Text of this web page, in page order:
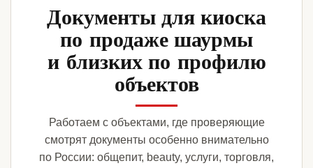
Документы для киоска
по продаже шаурмы
и близких по профилю
объектов
Работаем с объектами, где проверяющие
смотрят документы особенно внимательно
по России: общепит, beauty, услуги, торговля,